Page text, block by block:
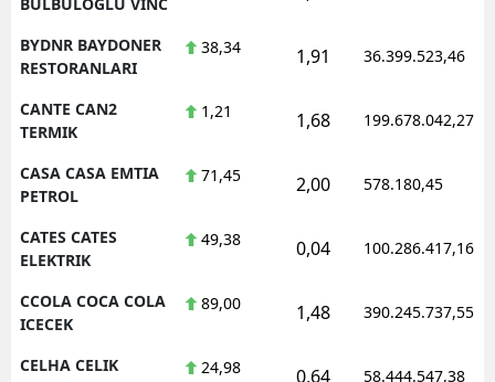
BYDNR BAYDONER
RESTORANLARI
38,34 1,91 36.399.523,46
CANTE CAN2
TERMIK
1,21 1,68 199.678.042,27
CASA CASA EMTIA
PETROL
71,45 2,00 578.180,45
CATES CATES
ELEKTRIK
49,38 0,04 100.286.417,16
CCOLA COCA COLA
ICECEK
89,00 1,48 390.245.737,55
CELHA CELIK
24,98 0,64 58.444.547,38